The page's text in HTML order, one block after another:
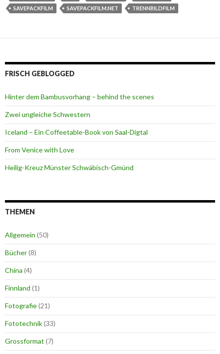
SAVEPACKFILM
SAVEPACKFILM.NET TRENNBILDFILM
FRISCH GEBLOGGED
Hinter dem Bambusvorhang – behind the scenes
Zwei ungleiche Schwestern
Iceland – Ein Coffeetable-Book von Saal-Digtal
From Venice with Love
Heilig-Kreuz Münster Schwäbisch-Gmünd
THEMEN
Allgemein (50)
Bücher(8)
China (4)
Finnland (1)
Fotografie(21)
Fototechnik(33)
Grossformat (7)